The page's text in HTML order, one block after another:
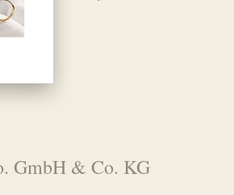
GmbH & Co. KG